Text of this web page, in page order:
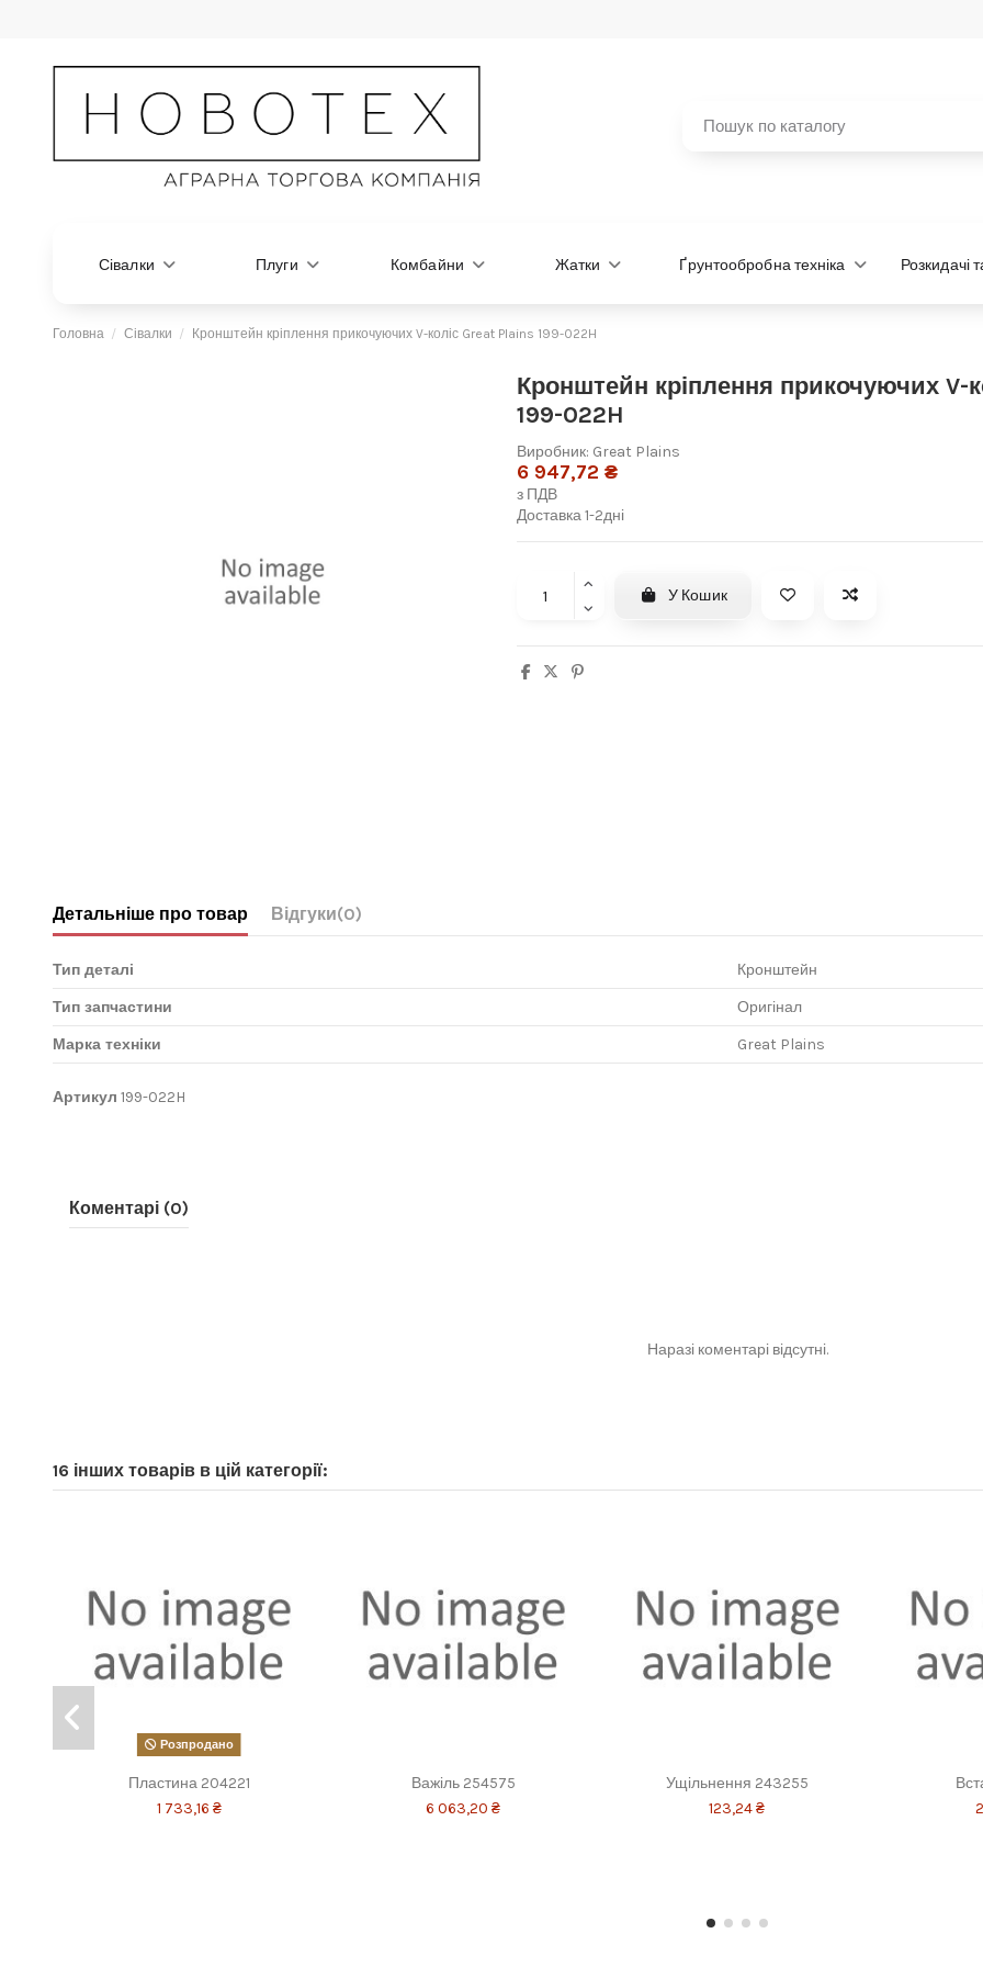
Сівалки Плуги Комбайни Жатки Ґрунтообробна техніка Розкидачі
Головна Сівалки Кронштейн кріплення прикочуючих V-коліс Great Plains 199-022H
Кронштейн кріплення прикочуючих V-
199-022H
Виробник: Great Plains
6 947,72 ₴
з ПДВ
Доставка 1-2дні
У Кошик
Детальніше про товар Відгуки(0)
Тип деталі
Кронштейн
Тип запчастини
Оригінал
Марка техніки
Great Plains
Артикул 199-022H
Коментарі (0)
Наразі коментарі відсутні.
16 інших товарів в цій категорії:
Розпродано
Пластина 204221
1 733,16 ₴
Важіль 254575
6 063,20 ₴
Ущільнення 243255
123,24 ₴